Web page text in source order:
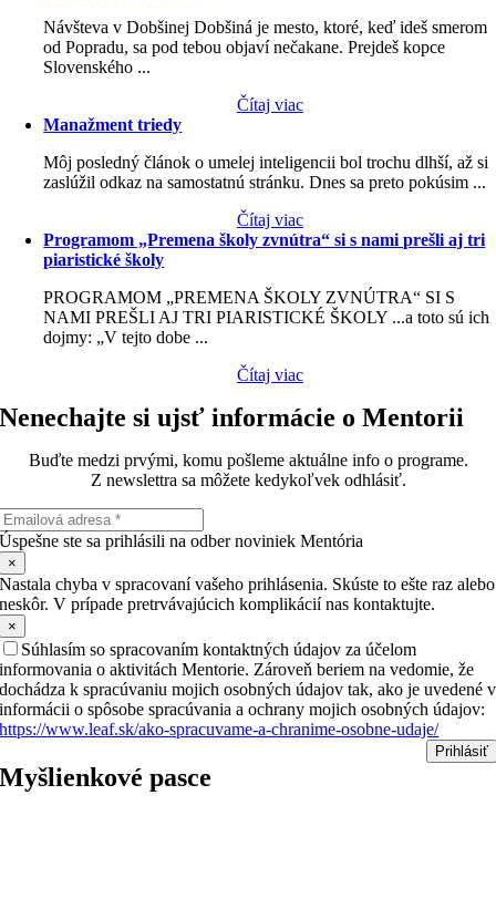
Návšteva v Dobšinej Dobšiná je mesto, ktoré, keď ideš smerom
od Popradu, sa pod tebou objaví nečakane. Prejdeš kopce
Slovenského ...
Čítaj viac
Manažment triedy
Môj posledný článok o umelej inteligencii bol trochu dlhší, až si
zaslúžil odkaz na samostatnú stránku. Dnes sa preto pokúsim ...
Čítaj viac
Programom „Premena školy zvnútra“ si s nami prešli aj tri
piaristické školy
PROGRAMOM „PREMENA ŠKOLY ZVNÚTRA“ SI S
NAMI PREŠLI AJ TRI PIARISTICKÉ ŠKOLY ...a toto sú ich
dojmy: „V tejto dobe ...
Čítaj viac
Nenechajte si ujsť informácie o Mentorii
Buďte medzi prvými, komu pošleme aktuálne info o programe.
Z newslettra sa môžete kedykoľvek odhlásiť.
Úspešne ste sa prihlásili na odber noviniek Mentória
×
Nastala chyba v spracovaní vašeho prihlásenia. Skúste to ešte raz alebo
neskôr. V prípade pretrvávajúcich komplikácií nas kontaktujte.
×
Súhlasím so spracovaním kontaktných údajov za účelom
informovania o aktivitách Mentorie. Zároveň beriem na vedomie, že
dochádza k spracúvaniu mojich osobných údajov tak, ako je uvedené v
informácii o spôsobe spracúvania a ochrany mojich osobných údajov:
https://www.leaf.sk/ako-spracuvame-a-chranime-osobne-udaje/
Prihlásiť
Myšlienkové pasce